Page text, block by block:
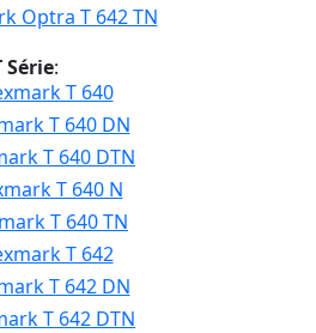
Optra T 642 TN
Série:
T 640
T 640 DN
T 640 DTN
T 640 N
T 640 TN
T 642
T 642 DN
T 642 DTN